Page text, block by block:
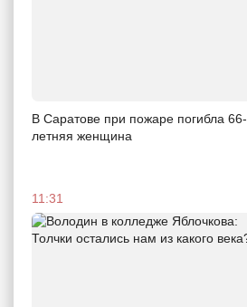
В Саратове при пожаре погибла 66-
летняя женщина
11:31